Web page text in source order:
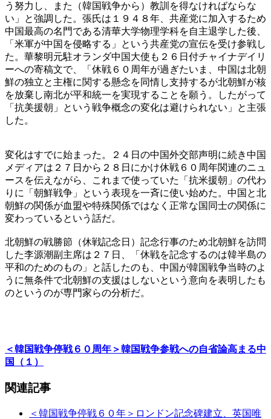
う努力し、また（韓国戦争から）教訓を得なければならな
い」と強調した。張氏は１９４８年、共産党に加入するため
中国最高の名門である清華大学物理学科を自主退学した後、
「米軍が中国を侵略する」という共産党の宣伝を受け参戦し
た。華黎明元駐オランダ中国大使も２６日付チャイナデイリ
ーへの寄稿文で、「休戦６０周年が過ぎたいま、中国は北朝
鮮の独立と主権に関する懸念を同情し支持するが北朝鮮が核
を放棄し南北が平和統一を実現することを願う。したがって
「抗美援朝」という戦争概念の変化は避けられない」と主張
した。
変化はすでに始まった。２４日の中国外交部声明に続き中国
メディアは２７日から２８日にかけ休戦６０周年関連のニュ
ースを伝えながら、これまで使っていた「抗米援朝」の代わ
りに「朝鮮戦争」という表現を一斉に使い始めた。中国と北
朝鮮の関係が血盟や特殊関係ではなく正常な国同士の関係に
変わっているという話だ。
北朝鮮の戦勝節（休戦記念日）記念行事のため北朝鮮を訪問
した李源潮副主席は２７日、「休戦を記念するのは韓半島の
平和のためのもの」と話したのも、中国が韓国戦争当時のよ
うに無条件で北朝鮮の支援はしないという意向を表明したも
のというのが専門家らの分析だ。
＜韓国戦争停戦６０周年＞韓国戦争参戦への自省論高まる中
国（１）
関連記事
＜韓国戦争停戦６０年＞ロンドン記念碑建立、英国唯